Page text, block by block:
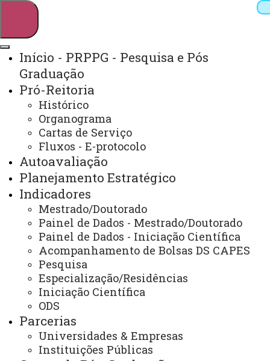
Webmail Sistemas
Arquivo Virtual
Campus
Início - PRPPG - Pesquisa e Pós
Graduação
Pró-Reitoria
Histórico
Organograma
Cartas de Serviço
Fluxos - E-protocolo
Autoavaliação
Planejamento Estratégico
Indicadores
Mestrado/Doutorado
Painel de Dados - Mestrado/Doutorado
Painel de Dados - Iniciação Científica
Acompanhamento de Bolsas DS CAPES
Pesquisa
Especialização/Residências
Iniciação Científica
ODS
Parcerias
Universidades & Empresas
Instituições Públicas
Cursos de Pós-
graduação
Inscrições na Pós-
graduação
Projetos e Grupos de
Pesquisa
Editais
Painel
de Dados - Mestrado e Doutorado
.